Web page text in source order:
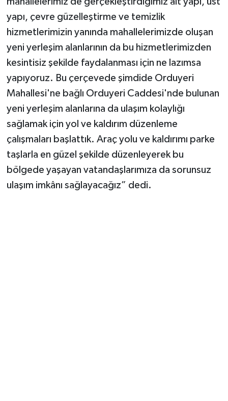
yapı, çevre güzelleştirme ve temizlik
hizmetlerimizin yanında mahallelerimizde oluşan
yeni yerleşim alanlarının da bu hizmetlerimizden
kesintisiz şekilde faydalanması için ne lazımsa
yapıyoruz. Bu çerçevede şimdide Orduyeri
Mahallesi'ne bağlı Orduyeri Caddesi'nde bulunan
yeni yerleşim alanlarına da ulaşım kolaylığı
sağlamak için yol ve kaldırım düzenleme
çalışmaları başlattık. Araç yolu ve kaldırımı parke
taşlarla en güzel şekilde düzenleyerek bu
bölgede yaşayan vatandaşlarımıza da sorunsuz
ulaşım imkânı sağlayacağız” dedi.